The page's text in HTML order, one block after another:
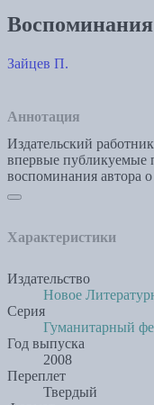
Воспоминания
Зайцев П.
Аннотация
Издательский
впервые публикуемые
воспоминания автора
Характеристики
Издательство
Новое
Серия
Гуманитарный
Год выпуска
2008
Переплет
Твердый